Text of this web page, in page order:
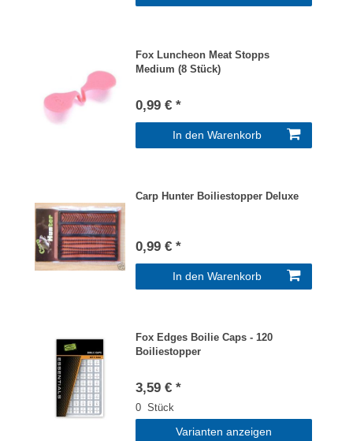
Fox Luncheon Meat Stopps
Medium (8 Stück)
0,99 € *
In den Warenkorb
Carp Hunter Boiliestopper Deluxe
0,99 € *
In den Warenkorb
Fox Edges Boilie Caps - 120
Boiliestopper
3,59 € *
0 Stück
Varianten anzeigen